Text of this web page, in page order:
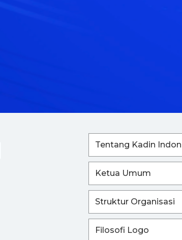
Tentang Kadin
Ketua Umum
Struktur Organisasi
Filosofi Logo